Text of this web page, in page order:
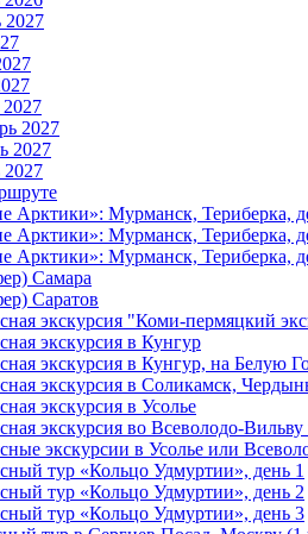
2027
2027
2027
2027
Арктики»: Мурманск, Териберка,
Арктики»: Мурманск, Териберка,
Арктики»: Мурманск, Териберка,
Самара
Саратов
экскурсия "Коми-пермяцкий
экскурсия в Кунгур
экскурсия в Кунгур, на Белую
экскурсия в Соликамск,
экскурсия в Усолье
экскурсия во Всеволодо-
экскурсии в Усолье или
тур «Кольцо Удмуртии», день 1
тур «Кольцо Удмуртии», день 2
тур «Кольцо Удмуртии», день 3